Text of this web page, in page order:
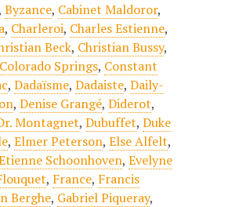
Byzance, Cabinet Maldoror,
, Charleroi, Charles Estienne,
Beck, Christian Bussy,
Colorado Springs, Constant
,Dadaïsme,Dadaiste,Daily-
,Denise Grangé,Diderot,
Montagnet,Dubuffet,Duke
,Elmer Peterson,Else Alfelt,
Schoonhoven,Evelyne
, France, Francis
Berghe, Gabriel Piqueray,